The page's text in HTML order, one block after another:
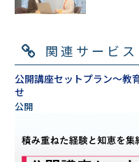
関連サービス
公開講座セットプラン～教
せ